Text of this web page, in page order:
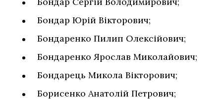
Бондар Юрій Вікторович;
Бондаренко Пилип Олексійович;
Бондаренко Ярослав Миколайович;
Бондарець Микола Вікторович;
Борисенко Анатолій Петрович;